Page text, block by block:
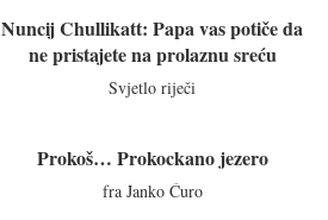
Nuncij Chullikatt: Papa vas potiče da
ne pristajete na prolaznu sreću
Svjetlo riječi
Prokoš… Prokockano jezero
fra Janko Ćuro